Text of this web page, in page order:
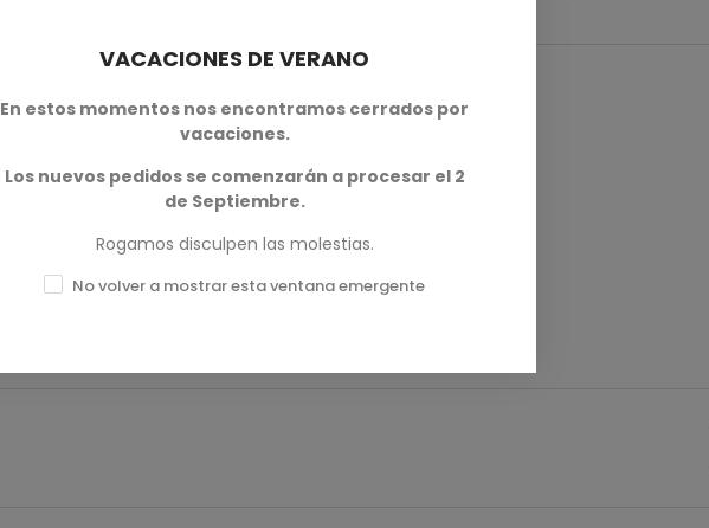
0
0
0
VACACIONES DE VERANO
En estos momentos nos encontramos cerrados por
vacaciones.
Los nuevos pedidos se comenzarán a procesar el 2
de Septiembre.
Rogamos disculpen las molestias.
No volver a mostrar esta ventana emergente